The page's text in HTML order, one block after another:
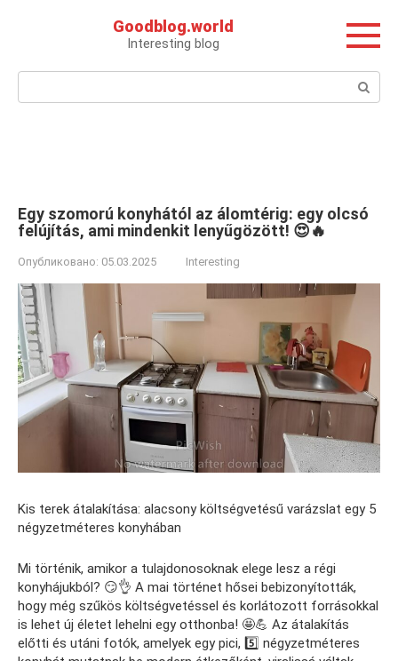
Goodblog.world
Interesting blog
Поиск:
Egy szomorú konyhától az álomtérig: egy olcsó
felújítás, ami mindenkit lenyűgözött! 😍🔥
Опубликовано: 05.03.2025 Interesting
Kis terek átalakítása: alacsony költségvetésű varázslat egy 5
négyzetméteres konyhában
Mi történik, amikor a tulajdonosoknak elege lesz a régi
konyhájukból? 😏👌 A mai történet hősei bebizonyították,
hogy még szűkös költségvetéssel és korlátozott forrásokkal
is lehet új életet lehelni egy otthonba! 🤩💪 Az átalakítás
előtti és utáni fotók, amelyek egy pici, 5️⃣ négyzetméteres